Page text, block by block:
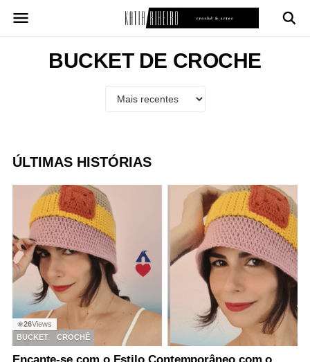
para
BUCKET DE CROCHE
ÚLTIMAS HISTÓRIAS
◉26Views
BUCKET
CROCHÊ
Encante-se com o Estilo Contemporâneo com o